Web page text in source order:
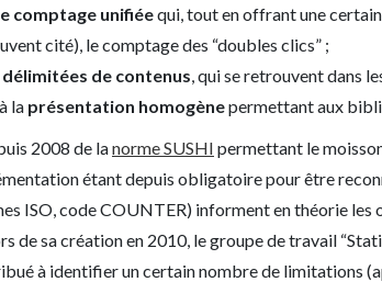
comptage unifiéequi, tout en offrant une
cité), le comptage des “doubles clics” ;
de contenus , qui se retrouvent dans
la présentation homogènepermettant aux
2008 de lanorme SUSHI permettant le
étant depuis obligatoire pour être
ISO, code COUNTER) informent en théorie les
de sa création en 2010, le groupe de travail
à identifier un certain nombre de limitations